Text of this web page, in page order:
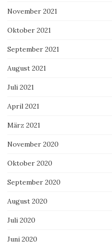
November 2021
Oktober 2021
September 2021
August 2021
Juli 2021
April 2021
März 2021
November 2020
Oktober 2020
September 2020
August 2020
Juli 2020
Juni 2020